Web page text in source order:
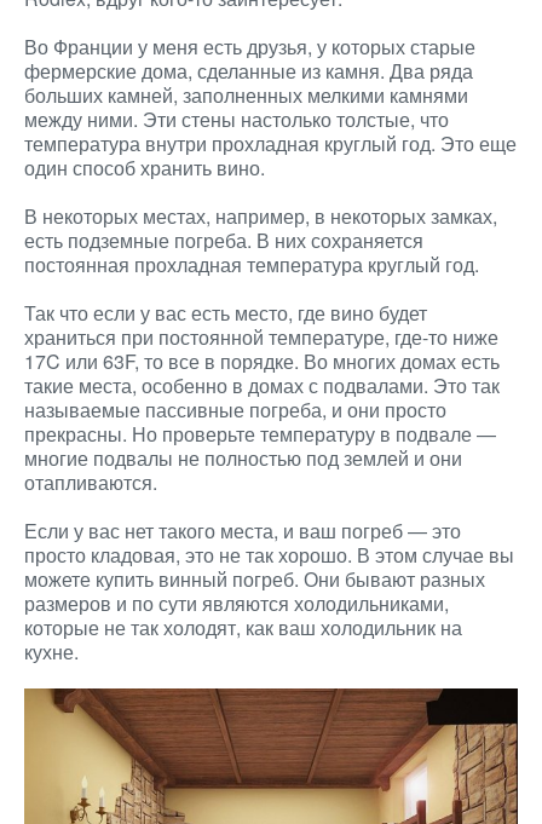
Во Франции у меня есть друзья, у которых старые
фермерские дома, сделанные из камня. Два ряда
больших камней, заполненных мелкими камнями
между ними. Эти стены настолько толстые, что
температура внутри прохладная круглый год. Это еще
один способ хранить вино.
В некоторых местах, например, в некоторых замках,
есть подземные погреба. В них сохраняется
постоянная прохладная температура круглый год.
Так что если у вас есть место, где вино будет
храниться при постоянной температуре, где-то ниже
17C или 63F, то все в порядке. Во многих домах есть
такие места, особенно в домах с подвалами. Это так
называемые пассивные погреба, и они просто
прекрасны. Но проверьте температуру в подвале —
многие подвалы не полностью под землей и они
отапливаются.
Если у вас нет такого места, и ваш погреб — это
просто кладовая, это не так хорошо. В этом случае вы
можете купить винный погреб. Они бывают разных
размеров и по сути являются холодильниками,
которые не так холодят, как ваш холодильник на
кухне.